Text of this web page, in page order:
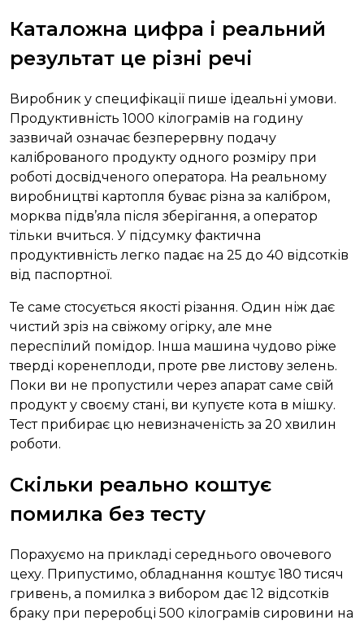
Каталожна цифра і реальний
результат це різні речі
Виробник у специфікації пише ідеальні умови.
Продуктивність 1000 кілограмів на годину
зазвичай означає безперервну подачу
каліброваного продукту одного розміру при
роботі досвідченого оператора. На реальному
виробництві картопля буває різна за калібром,
морква підв’яла після зберігання, а оператор
тільки вчиться. У підсумку фактична
продуктивність легко падає на 25 до 40 відсотків
від паспортної.
Те саме стосується якості різання. Один ніж дає
чистий зріз на свіжому огірку, але мне
переспілий помідор. Інша машина чудово ріже
тверді коренеплоди, проте рве листову зелень.
Поки ви не пропустили через апарат саме свій
продукт у своєму стані, ви купуєте кота в мішку.
Тест прибирає цю невизначеність за 20 хвилин
роботи.
Скільки реально коштує
помилка без тесту
Порахуємо на прикладі середнього овочевого
цеху. Припустимо, обладнання коштує 180 тисяч
гривень, а помилка з вибором дає 12 відсотків
браку при переробці 500 кілограмів сировини на